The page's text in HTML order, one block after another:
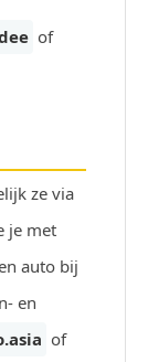
of
ze via
je met
auto bij
en
of